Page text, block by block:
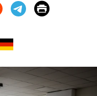
Print